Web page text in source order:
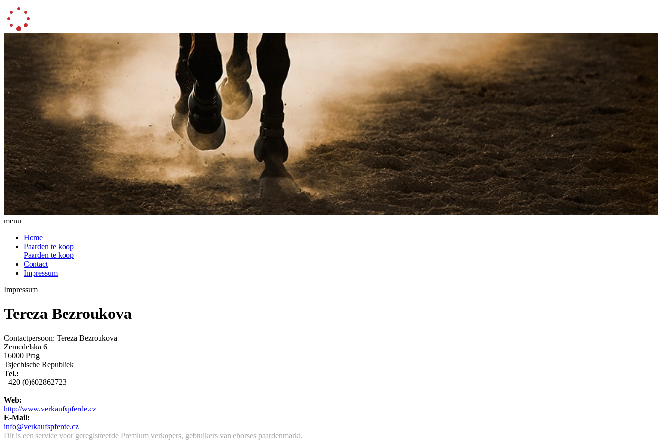
menu
Home
Paarden te koop
Paarden te koop
Contact
Impressum
Impressum
Tereza Bezroukova
Contactpersoon: Tereza Bezroukova
Zemedelska 6
16000 Prag
Tsjechische Republiek
Tel.:
+420 (0)602862723
Web:
http://www.verkaufspferde.cz
E-Mail:
info@verkaufspferde.cz
Dit is een service voor geregistreerde Premium verkopers, gebruikers van ehorses paardenmarkt.